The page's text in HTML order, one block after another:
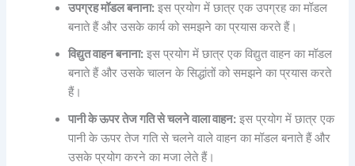
उपग्रह मॉडल बनाना: इस प्रयोग में छात्र एक उपग्रह का मॉडल
बनाते हैं और उसके कार्य को समझने का प्रयास करते हैं।
विद्युत वाहन बनाना: इस प्रयोग में छात्र एक विद्युत वाहन का मॉडल
बनाते हैं और उसके चालन के सिद्धांतों को समझने का प्रयास करते
हैं।
पानी के ऊपर तेज गति से चलने वाला वाहन: इस प्रयोग में छात्र एक
पानी के ऊपर तेज गति से चलने वाले वाहन का मॉडल बनाते हैं और
उसके प्रयोग करने का मजा लेते हैं।